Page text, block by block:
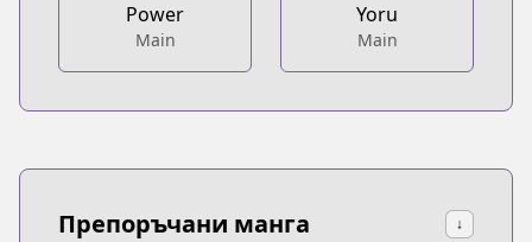
Power
Main
Yoru
Main
Препоръчани манга ↓